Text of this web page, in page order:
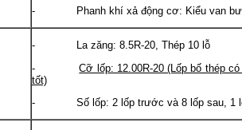
- Phanh khí xả động cơ: Kiểu van
- La zăng: 8.5R-20, Thép 10 lỗ
-Cỡ lốp: 12.00R-20 (Lốp bố thép
tốt)
- Số lốp: 2 lốp trước và 8 lốp sau, 1